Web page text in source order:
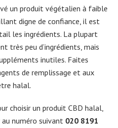
un produit végétalien à faible
digne de confiance, il est
les ingrédients. La plupart
très peu d’ingrédients, mais
inutiles. Faites
de remplissage et aux
halal.
choisir un produit CBD halal,
au numéro suivant 020 8191